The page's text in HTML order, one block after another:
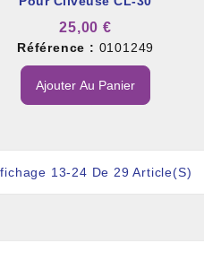
25,00 €
Référence : 0101249
Ajouter Au Panier
13-24 De 29 Article(s)